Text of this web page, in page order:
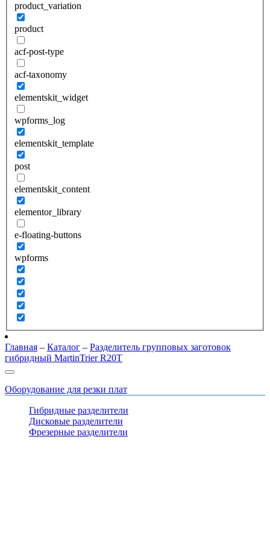
product_variation
product
acf-post-type
acf-taxonomy
elementskit_widget
wpforms_log
elementskit_template
post
elementskit_content
elementor_library
e-floating-buttons
wpforms
Главная – Каталог – Разделитель групповых заготовок
гибридный MartinTrier R20T
Оборудование для резки плат
Гибридные разделители
Дисковые разделители
Фрезерные разделители